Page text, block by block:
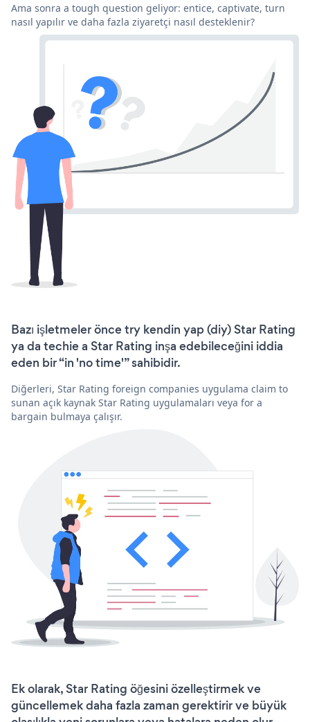
Ama sonra a tough question geliyor: entice, captivate, turn
nasıl yapılır ve daha fazla ziyaretçi nasıl desteklenir?
Bazı işletmeler önce try kendin yap (diy) Star Rating
ya da techie a Star Rating inşa edebileceğini iddia
eden bir “in 'no time'” sahibidir.
Diğerleri, Star Rating foreign companies uygulama claim to
sunan açık kaynak Star Rating uygulamaları veya for a
bargain bulmaya çalışır.
Ek olarak, Star Rating öğesini özelleştirmek ve
güncellemek daha fazla zaman gerektirir ve büyük